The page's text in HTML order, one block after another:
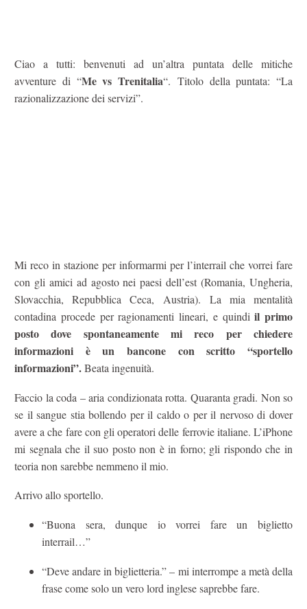
Ciao a tutti: benvenuti ad un’altra puntata delle mitiche
avventure di “Me vs Trenitalia“. Titolo della puntata: “La
razionalizzazione dei servizi”.
Mi reco in stazione per informarmi per l’interrail che vorrei fare
con gli amici ad agosto nei paesi dell’est (Romania, Ungheria,
Slovacchia, Repubblica Ceca, Austria). La mia mentalità
contadina procede per ragionamenti lineari, e quindiil primo
posto dove spontaneamente mi reco per chiedere
informazioni è un bancone con scritto “sportello
informazioni”.Beata ingenuità.
Faccio la coda – aria condizionata rotta. Quaranta gradi. Non so
se il sangue stia bollendo per il caldo o per il nervoso di dover
avere a che fare con gli operatori delle ferrovie italiane. L’iPhone
mi segnala che il suo posto non è in forno; gli rispondo che in
teoria non sarebbe nemmeno il mio.
Arrivo allo sportello.
“Buona sera, dunque io vorrei fare un biglietto
interrail…”
“Deve andare in biglietteria.” – mi interrompe a metà della
frase come solo un vero lord inglese saprebbe fare.